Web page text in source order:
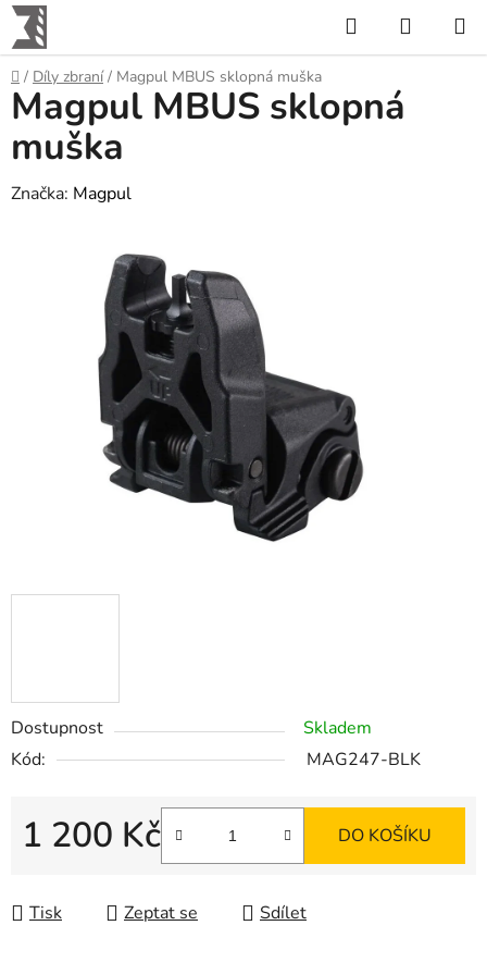
Přejít
na
obsah
Hledat
KOŠÍK
Domů
/ Díly zbraní / Magpul MBUS sklopná muška
Dostupnost
Skladem
Kód:
MAG247-BLK
1 200 Kč DO KOŠÍKU
Tisk Zeptat se Sdílet
Magpul MBUS sklopná
muška
Značka: Magpul